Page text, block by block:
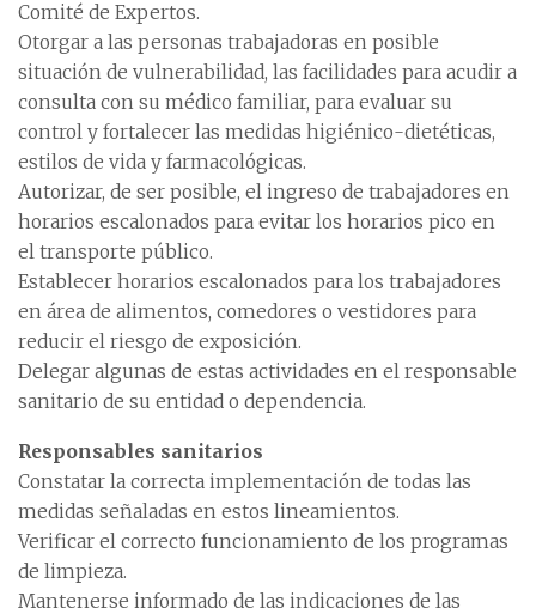
Comité de Expertos.
Otorgar a las personas trabajadoras en posible
situación de vulnerabilidad, las facilidades para acudir a
consulta con su médico familiar, para evaluar su
control y fortalecer las medidas higiénico-dietéticas,
estilos de vida y farmacológicas.
Autorizar, de ser posible, el ingreso de trabajadores en
horarios escalonados para evitar los horarios pico en
el transporte público.
Establecer horarios escalonados para los trabajadores
en área de alimentos, comedores o vestidores para
reducir el riesgo de exposición.
Delegar algunas de estas actividades en el responsable
sanitario de su entidad o dependencia.
Responsables sanitarios
Constatar la correcta implementación de todas las
medidas señaladas en estos lineamientos.
Verificar el correcto funcionamiento de los programas
de limpieza.
Mantenerse informado de las indicaciones de las